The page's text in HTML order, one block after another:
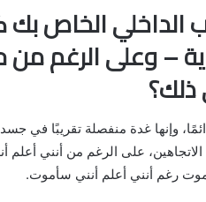
الداخلي الخاص
– وعلى
وإنها غدة منفصلة تقريبًا في
الاتجاهين، على الرغم من أنني
رغم أنني أعلم أنني سأموت.